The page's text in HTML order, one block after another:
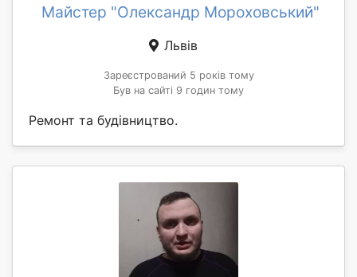
Майстер "Олександр Мороховський"
Львів
Зареєстрований 5 років тому
Був на сайті 9 годин тому
Ремонт та будівництво.